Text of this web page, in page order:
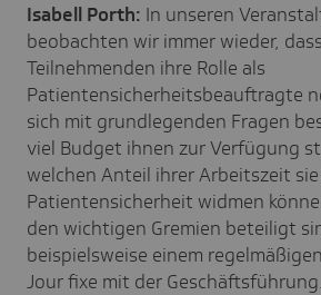
Isabell Porth: In unseren
beobachten wir immer wieder,
Teilnehmenden ihre Rolle als
Patientensicherheitsbeauftragte
sich mit grundlegenden Fragen
viel Budget ihnen zur Verfügung
welchen Anteil ihrer Arbeitszeit
Patientensicherheit widmen
den wichtigen Gremien beteiligt
beispielsweise einem
Jour fixe mit der Geschäftsführung.